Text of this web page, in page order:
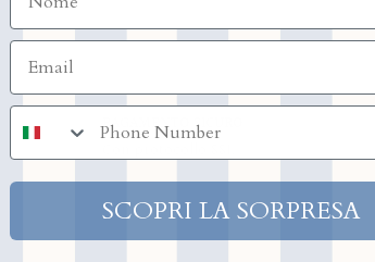
PAGAMENTO SICURO
numero di telefono
SCOPRI LA SORPRESA